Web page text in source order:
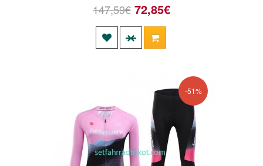
147,59€ 72,85€
-51%